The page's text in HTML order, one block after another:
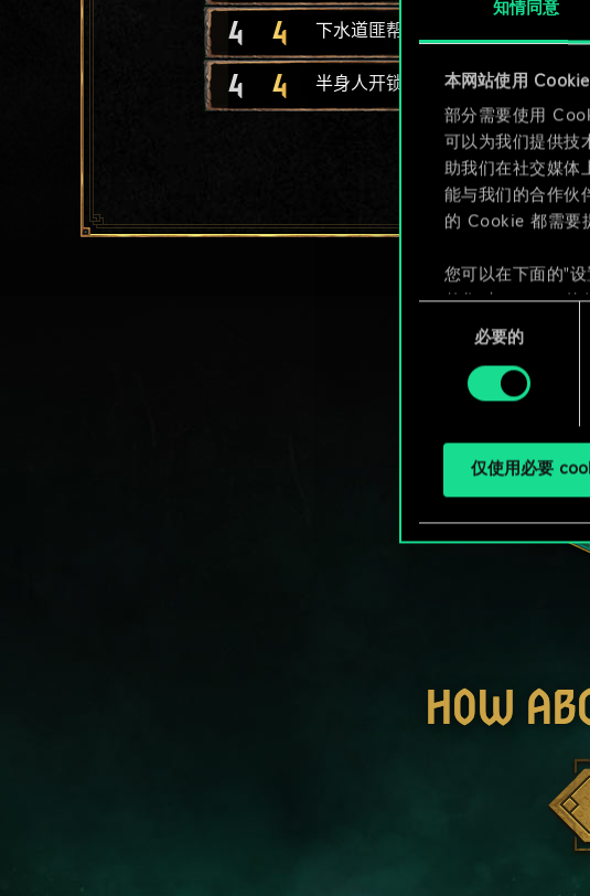
知情同意
本网站使用
部分需要使用
可以为我们提供技
助我们在社交媒体
能与我们的合作伙
的 Cookie 都需要
您可以在下面的"
整您对 Cookie 的
定"。
必要的
仅使用必要
4 4 下水道匪帮
4 4 半身人开锁贼
HOW